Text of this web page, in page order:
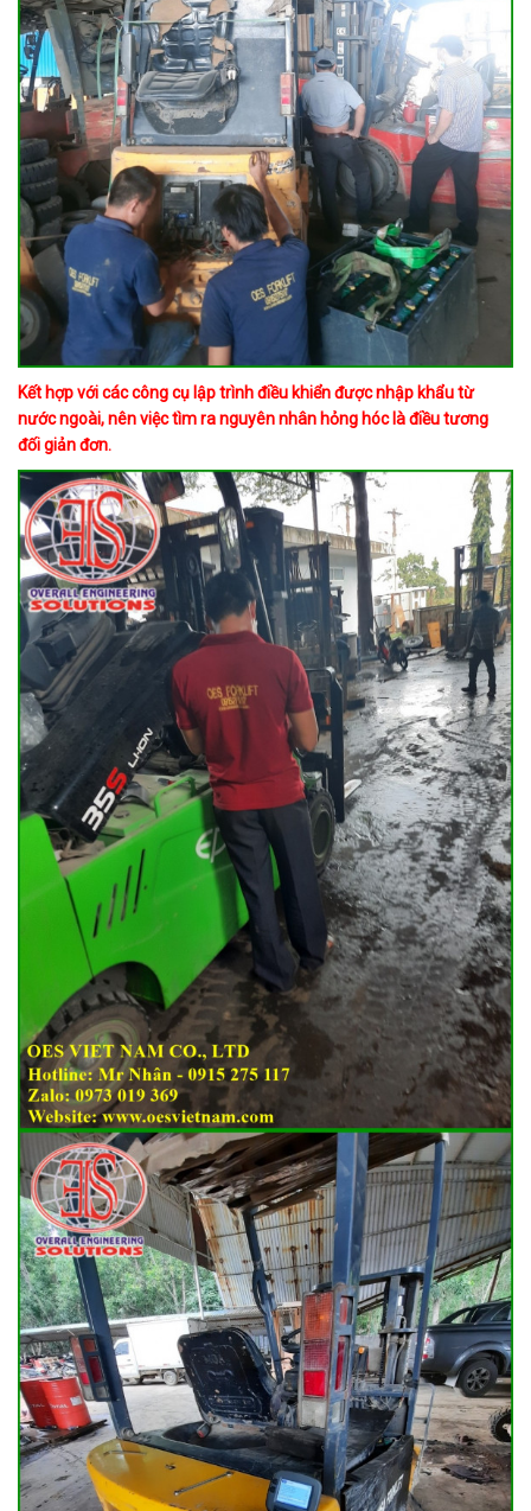
​​​​​​Kết hợp với các công cụ lập trình điều khiển được nhập khẩu từ
nước ngoài, nên việc tìm ra nguyên nhân hỏng hóc là điều tương
đối giản đơn.